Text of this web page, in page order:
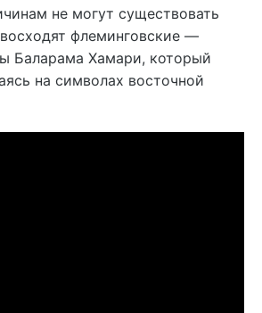
не могут существовать
флеминговские —
Баларама Хамари, который
на символах восточной